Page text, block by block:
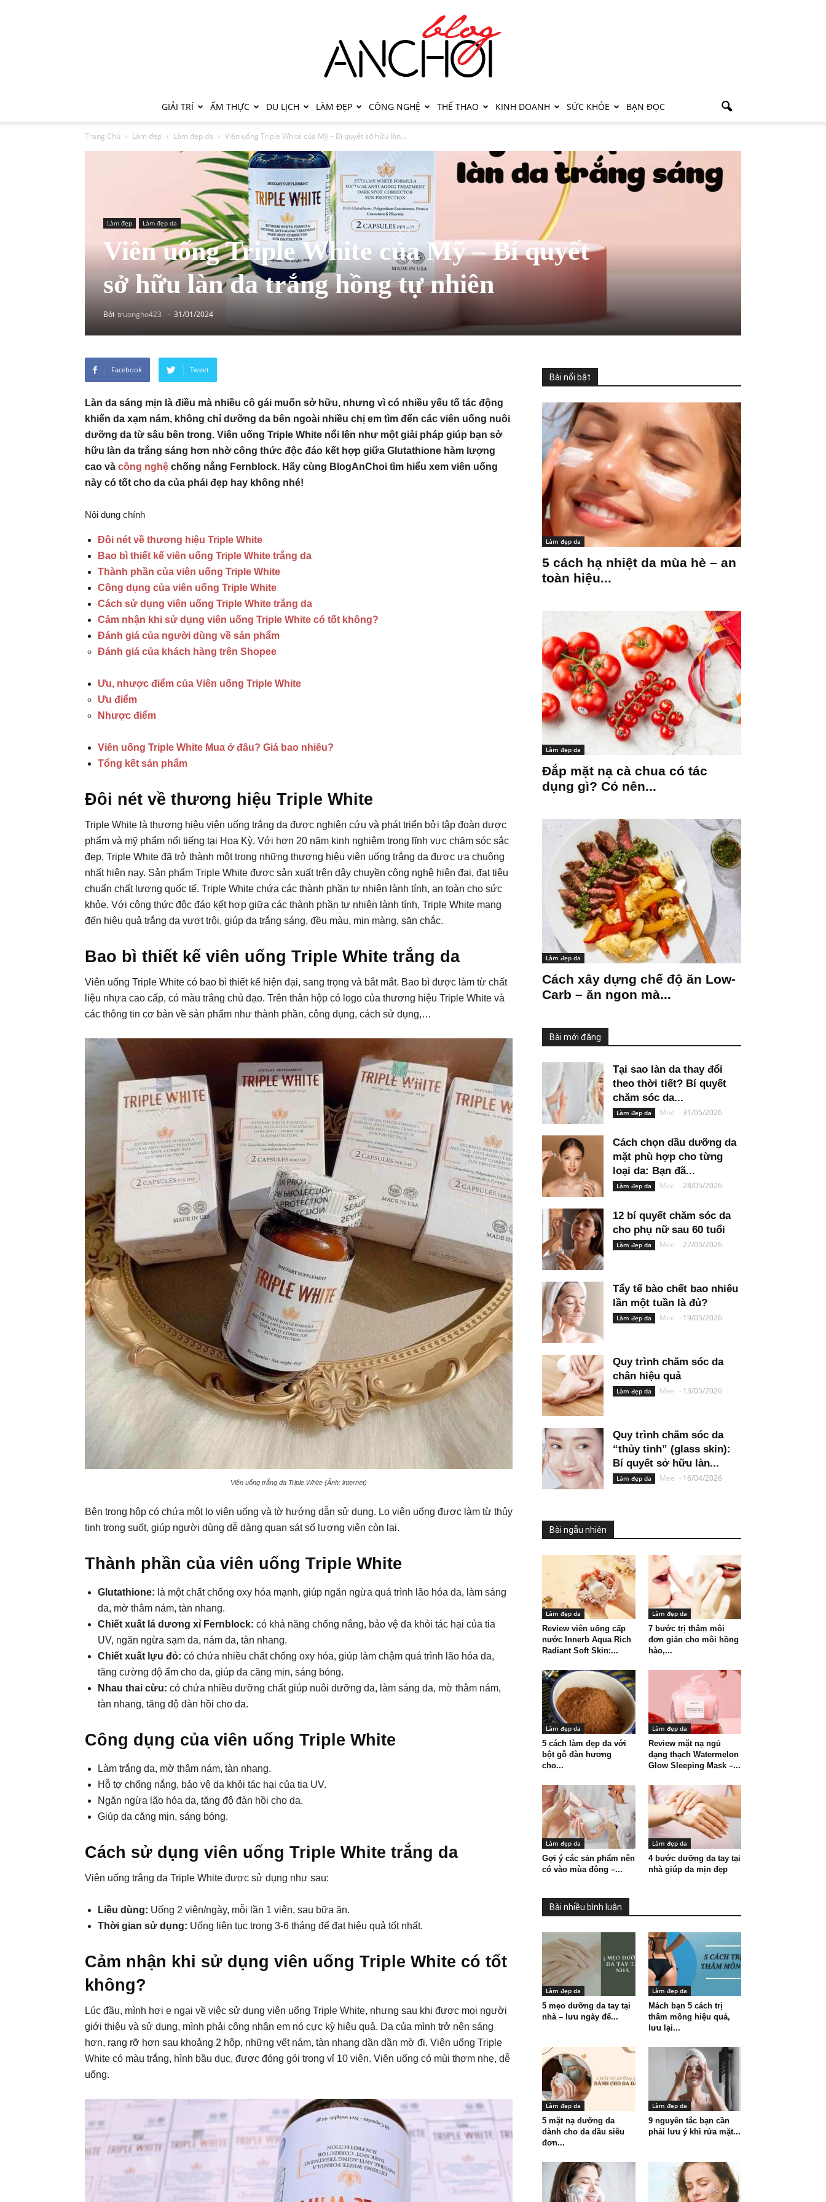
GIẢI TRÍ ẨM THỰC DU LỊCH LÀM ĐẸP CÔNG NGHỆ THỂ THAO KINH DOANH SỨC KHỎE BẠN ĐỌC
Trang Chủ Làm đẹp Làm đẹp da Viên uống Triple White của Mỹ – Bí quyết sở hữu làn...
Làm đẹp Làm đẹp da
Viên uống Triple White của Mỹ – Bí quyết
sở hữu làn da trắng hồng tự nhiên
Bởi truongho423 - 31/01/2024
Facebook Tweet
Làn da sáng mịn là điều mà nhiều cô gái muốn sở hữu, nhưng vì có nhiều yếu tố tác động
khiến da xạm nám, không chỉ dưỡng da bên ngoài nhiều chị em tìm đến các viên uống nuôi
dưỡng da từ sâu bên trong. Viên uống Triple White nổi lên như một giải pháp giúp bạn sở
hữu làn da trắng sáng hơn nhờ công thức độc đáo kết hợp giữa Glutathione hàm lượng
cao và công nghệ chống nắng Fernblock. Hãy cùng BlogAnChoi tìm hiểu xem viên uống
này có tốt cho da của phái đẹp hay không nhé!
Nội dung chính
Đôi nét về thương hiệu Triple White
Bao bì thiết kế viên uống Triple White trắng da
Thành phần của viên uống Triple White
Công dụng của viên uống Triple White
Cách sử dụng viên uống Triple White trắng da
Cảm nhận khi sử dụng viên uống Triple White có tốt không?
Đánh giá của người dùng về sản phẩm
Đánh giá của khách hàng trên Shopee
Ưu, nhược điểm của Viên uống Triple White
Ưu điểm
Nhược điểm
Viên uống Triple White Mua ở đâu? Giá bao nhiêu?
Tổng kết sản phẩm
Đôi nét về thương hiệu Triple White
Triple White là thương hiệu viên uống trắng da được nghiên cứu và phát triển bởi tập đoàn dược
phẩm và mỹ phẩm nổi tiếng tại Hoa Kỳ. Với hơn 20 năm kinh nghiệm trong lĩnh vực chăm sóc sắc
đẹp, Triple White đã trở thành một trong những thương hiệu viên uống trắng da được ưa chuộng
nhất hiện nay. Sản phẩm Triple White được sản xuất trên dây chuyền công nghệ hiện đại, đạt tiêu
chuẩn chất lượng quốc tế. Triple White chứa các thành phần tự nhiên lành tính, an toàn cho sức
khỏe. Với công thức độc đáo kết hợp giữa các thành phần tự nhiên lành tính, Triple White mang
đến hiệu quả trắng da vượt trội, giúp da trắng sáng, đều màu, mịn màng, săn chắc.
Bao bì thiết kế viên uống Triple White trắng da
Viên uống Triple White có bao bì thiết kế hiện đại, sang trọng và bắt mắt. Bao bì được làm từ chất
liệu nhựa cao cấp, có màu trắng chủ đạo. Trên thân hộp có logo của thương hiệu Triple White và
các thông tin cơ bản về sản phẩm như thành phần, công dụng, cách sử dụng,…
Viên uống trắng da Triple White (Ảnh: internet)
Bên trong hộp có chứa một lọ viên uống và tờ hướng dẫn sử dụng. Lọ viên uống được làm từ thủy
tinh trong suốt, giúp người dùng dễ dàng quan sát số lượng viên còn lại.
Thành phần của viên uống Triple White
Glutathione: là một chất chống oxy hóa mạnh, giúp ngăn ngừa quá trình lão hóa da, làm sáng
da, mờ thâm nám, tàn nhang.
Chiết xuất lá dương xỉ Fernblock: có khả năng chống nắng, bảo vệ da khỏi tác hại của tia
UV, ngăn ngừa sạm da, nám da, tàn nhang.
Chiết xuất lựu đỏ: có chứa nhiều chất chống oxy hóa, giúp làm chậm quá trình lão hóa da,
tăng cường độ ẩm cho da, giúp da căng mịn, sáng bóng.
Nhau thai cừu: có chứa nhiều dưỡng chất giúp nuôi dưỡng da, làm sáng da, mờ thâm nám,
tàn nhang, tăng độ đàn hồi cho da.
Công dụng của viên uống Triple White
Làm trắng da, mờ thâm nám, tàn nhang.
Hỗ tợ chống nắng, bảo vệ da khỏi tác hại của tia UV.
Ngăn ngừa lão hóa da, tăng độ đàn hồi cho da.
Giúp da căng mịn, sáng bóng.
Cách sử dụng viên uống Triple White trắng da
Viên uống trắng da Triple White được sử dụng như sau:
Liều dùng: Uống 2 viên/ngày, mỗi lần 1 viên, sau bữa ăn.
Thời gian sử dụng: Uống liên tục trong 3-6 tháng để đạt hiệu quả tốt nhất.
Cảm nhận khi sử dụng viên uống Triple White có tốt
không?
Lúc đầu, mình hơi e ngại về việc sử dụng viên uống Triple White, nhưng sau khi được mọi người
giới thiệu và sử dụng, mình phải công nhận em nó cực kỳ hiệu quả. Da của mình trở nên sáng
hơn, rạng rỡ hơn sau khoảng 2 hộp, những vết nám, tàn nhang dần dần mờ đi. Viên uống Triple
White có màu trắng, hình bầu dục, được đóng gói trong vỉ 10 viên. Viên uống có mùi thơm nhẹ, dễ
uống.
Bài nổi bật
Làm đẹp da
5 cách hạ nhiệt da mùa hè – an
toàn hiệu...
Làm đẹp da
Đắp mặt nạ cà chua có tác
dụng gì? Có nên...
Làm đẹp da
Cách xây dựng chế độ ăn Low-
Carb – ăn ngon mà...
Bài mới đăng
Tại sao làn da thay đổi
theo thời tiết? Bí quyết
chăm sóc da...
Làm đẹp da Mee - 31/05/2026
Cách chọn dầu dưỡng da
mặt phù hợp cho từng
loại da: Bạn đã...
Làm đẹp da Mee -28/05/2026
12 bí quyết chăm sóc da
cho phụ nữ sau 60 tuổi
Làm đẹp da Mee -27/05/2026
Tẩy tế bào chết bao nhiêu
lần một tuần là đủ?
Làm đẹp da Mee - 19/05/2026
Quy trình chăm sóc da
chân hiệu quả
Làm đẹp da Mee - 13/05/2026
Quy trình chăm sóc da
“thủy tinh” (glass skin):
Bí quyết sở hữu làn...
Làm đẹp da Mee - 16/04/2026
Bài ngẫu nhiên
Làm đẹp da
Review viên uống cấp
nước Innerb Aqua Rich
Radiant Soft Skin:...
Làm đẹp da
7 bước trị thâm môi
đơn giản cho môi hồng
hào,...
Làm đẹp da
5 cách làm đẹp da với
bột gỗ đàn hương
cho...
Làm đẹp da
Review mặt nạ ngủ
dạng thạch Watermelon
Glow Sleeping Mask –...
Làm đẹp da
Gợi ý các sản phẩm nên
có vào mùa đông –...
Làm đẹp da
4 bước dưỡng da tay tại
nhà giúp da mịn đẹp
Bài nhiều bình luận
Làm đẹp da
5 mẹo dưỡng da tay tại
nhà – lưu ngày để...
Làm đẹp da
Mách bạn 5 cách trị
thâm mông hiệu quả,
lưu lại...
Làm đẹp da
5 mặt nạ dưỡng da
dành cho da dầu siêu
đơn...
Làm đẹp da
9 nguyên tắc bạn cần
phải lưu ý khi rửa mặt...